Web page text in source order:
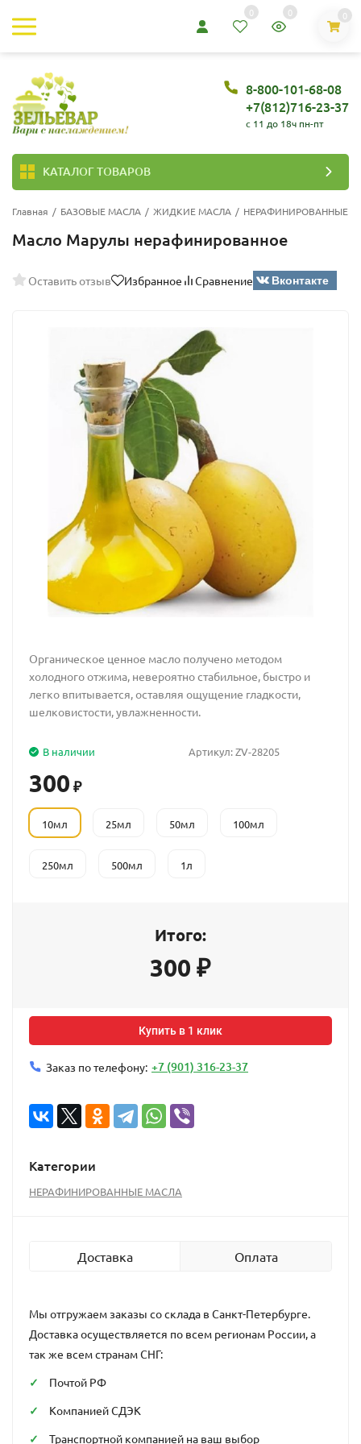
0 0 0
8-800-101-68-08
+7(812)716-23-37
c 11 до 18ч пн-пт
КАТАЛОГ ТОВАРОВ
Главная / БАЗОВЫЕ МАСЛА / ЖИДКИЕ МАСЛА / НЕРАФИНИРОВАННЫЕ
Масло Марулы нерафинированное
Оставить отзыв Избранное Сравнение Вконтакте
Органическое ценное масло получено методом
холодного отжима, невероятно стабильное, быстро и
легко впитывается, оставляя ощущение гладкости,
шелковистости, увлажненности.
Артикул:ZV-28205
В наличии
300 ₽
10мл 25мл 50мл 100мл
250мл 500мл 1л
Итого:
300 ₽
Купить в 1 клик
Заказ по телефону: +7 (901) 316-23-37
Категории
НЕРАФИНИРОВАННЫЕ МАСЛА
Доставка Оплата
Мы отгружаем заказы со склада в Санкт-Петербурге.
Доставка осуществляется по всем регионам России, а
так же всем странам СНГ:
Почтой РФ
Компанией СДЭК
Транспортной компанией на ваш выбор